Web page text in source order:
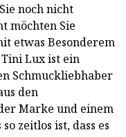
noch nicht
möchten Sie
etwas Besonderem
Tini Lux ist ein
Schmuckliebhaber
den
Marke und einem
zeitlos ist, dass es